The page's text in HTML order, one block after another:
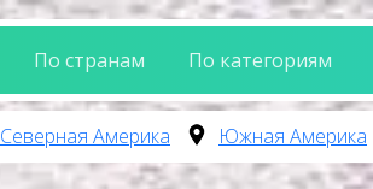
По странам По категориям
Северная Америка Южная Америка